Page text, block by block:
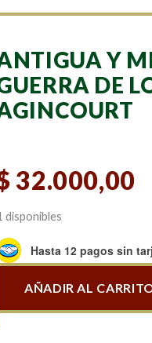
Y
DE
32.000,00
disponibles
Hasta 12 pagos sin
AÑADIR AL